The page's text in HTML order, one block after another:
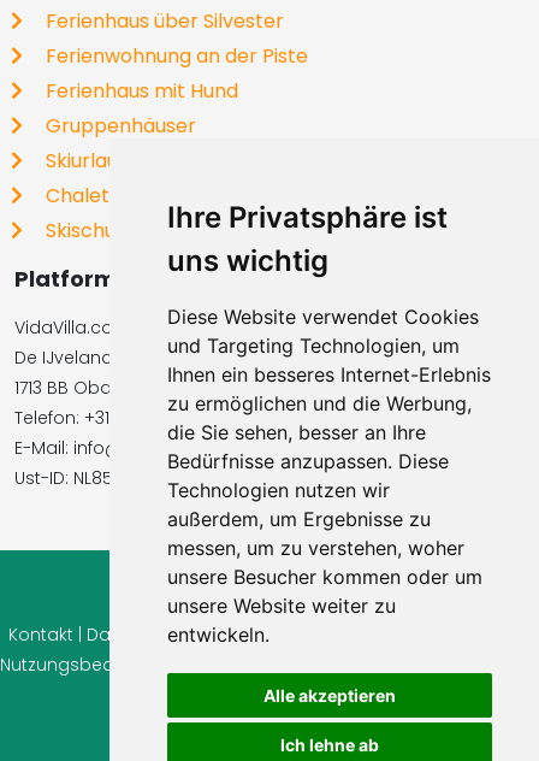
Ihre Privatsphäre ist
uns wichtig
Diese Website verwendet Cookies
und Targeting Technologien, um
Ihnen ein besseres Internet-Erlebnis
zu ermöglichen und die Werbung,
die Sie sehen, besser an Ihre
Bedürfnisse anzupassen. Diese
Technologien nutzen wir
außerdem, um Ergebnisse zu
messen, um zu verstehen, woher
unsere Besucher kommen oder um
unsere Website weiter zu
entwickeln.
Alle akzeptieren
Ich lehne ab
Ferienhaus über Silvester
Ferienwohnung an der Piste
Ferienhaus mit Hund
Gruppenhäuser
Skiurlaub
Chalets
Skischulen
Platformbetreiber
VidaVilla.com BV
De IJvelandssloot 20
1713 BB Obdam, Niederlande
Telefon: +31854016545
E-Mail: info@vidavilla.com
Ust-ID: NL855781919B01
© 2026 Ferienhaus-Tirol.eu
Kontakt Datenschutz|Cookie Einstellungen
Nutzungsbedingungen